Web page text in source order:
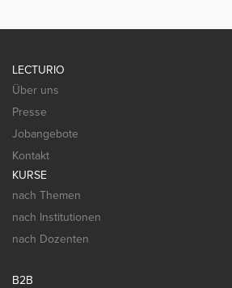
LECTURIO
Über uns
Presse
Jobangebote
Kontakt
KURSE
nach Themen
nach Institutionen
nach Dozenten
B2B